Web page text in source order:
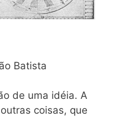
Batista
de uma idéia. A
coisas, que